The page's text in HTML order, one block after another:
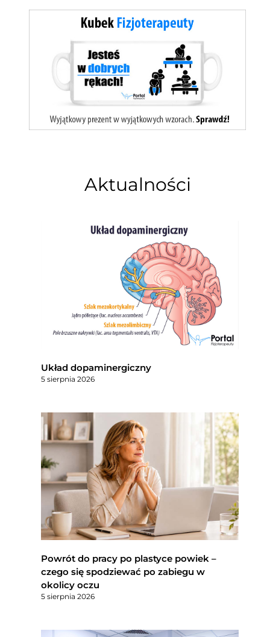
Aktualności
Układ dopaminergiczny
5 sierpnia 2026
Powrót do pracy po plastyce powiek –
czego się spodziewać po zabiegu w
okolicy oczu
5 sierpnia 2026